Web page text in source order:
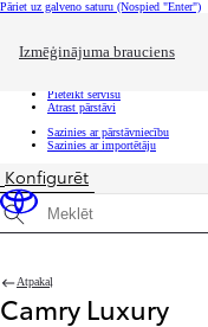
Pāriet uz galveno saturu (Nospied "Enter")
Izmēģinājuma brauciens
Ātrā atlase Uzklikšķini, lai
Pieteikt servisu
Atrast pārstāvi
Sazinies ar pārstāvniecību
Sazinies ar importētāju
Cena ir atjaunināta Konfigurācijas cena ir
Konfigurēt
Meklēšanas
Atpakaļ
Camry Luxury